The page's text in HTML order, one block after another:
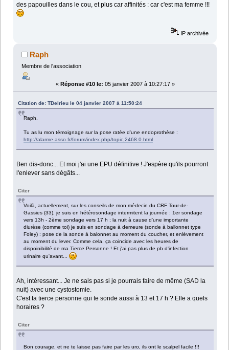
des papouilles dans le cou, et plus car affinités : car c'est ma femme !!!
IP archivée
Raph
Membre de l'association
« Réponse #10 le: 05 janvier 2007 à 10:27:17 »
Citation de: TDelrieu le 04 janvier 2007 à 11:50:24
Raph,
Tu as lu mon témoignage sur la pose ratée d'une endoprothèse :
http://alarme.asso.fr/forum/index.php/topic,2468.0.html
Ben dis-donc... Et moi j'ai une EPU définitive ! J'espère qu'ils pourront
l'enlever sans dégâts...
Citer
Voilà, actuellement, sur les conseils de mon médecin du CRF Tour-de-
Gassies (33), je suis en hétérosondage intermitent la journée : 1er sondage
vers 13h - 2ème sondage vers 17 h ; la nuit à cause d'une importante
diurèse (comme toi) je suis en sondage à demeure (sonde à ballonnet type
Foley) : pose de la sonde à balonnet au moment du coucher, et enlèvement
au moment du lever. Comme cela, ça coincide avec les heures de
dispoinibilité de ma Tierce Personne ! Et j'ai pas plus de pb d'infection
urinaire qu'avant...
Ah, intéressant... Je ne sais pas si je pourrais faire de même (SAD la
nuit) avec une cystostomie.
C'est ta tierce personne qui te sonde aussi à 13 et 17 h ? Elle a quels
horaires ?
Citer
Bon courage, et ne te laisse pas faire par les uro, ils ont le scalpel facile !!!